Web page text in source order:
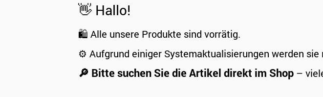
👋 Hallo!
🛍️ Alle unsere Produkte sind vorrätig.
⚙️ Aufgrund einiger Systemaktualisierungen werden
🔎 Bitte suchen Sie die Artikel direkt im Shop –